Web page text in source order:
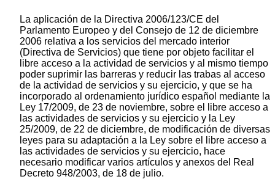
La aplicación de la Directiva 2006/123/CE del
Parlamento Europeo y del Consejo de 12 de diciembre
2006 relativa a los servicios del mercado interior
(Directiva de Servicios) que tiene por objeto facilitar el
libre acceso a la actividad de servicios y al mismo tiempo
poder suprimir las barreras y reducir las trabas al acceso
de la actividad de servicios y su ejercicio, y que se ha
incorporado al ordenamiento jurídico español mediante la
Ley 17/2009, de 23 de noviembre, sobre el libre acceso a
las actividades de servicios y su ejercicio y la Ley
25/2009, de 22 de diciembre, de modificación de diversas
leyes para su adaptación a la Ley sobre el libre acceso a
las actividades de servicios y su ejercicio, hace
necesario modificar varios artículos y anexos del Real
Decreto 948/2003, de 18 de julio.